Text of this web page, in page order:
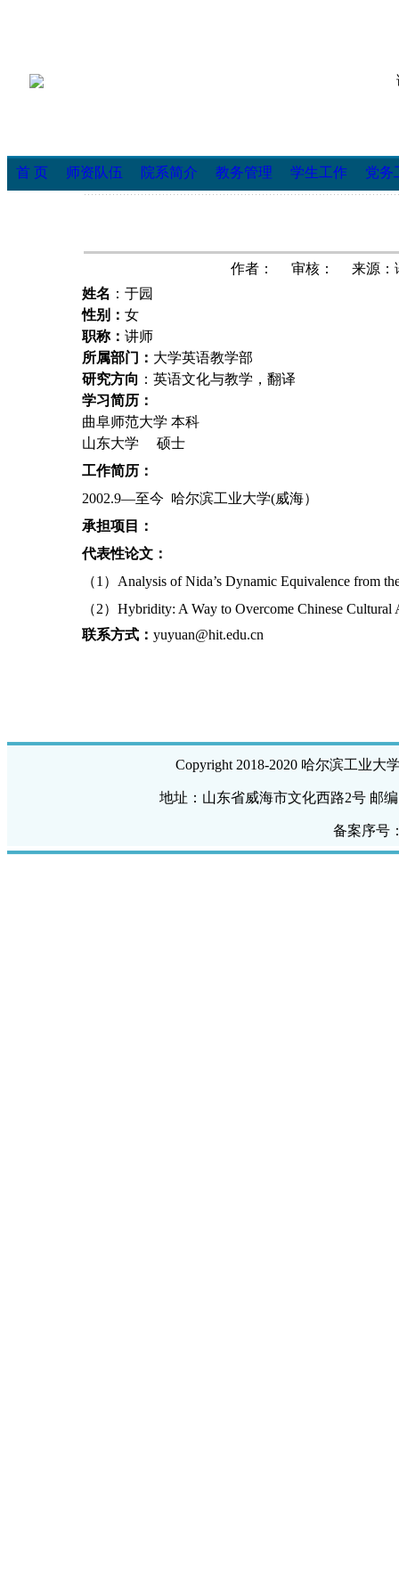
首 页 师资队伍 院系简介 教务管理 学生工作 党务
作者： 审核： 来源：
姓名 ：于园
性别： 女
职称： 讲师
所属部门： 大学英语教学部
研究方向 ：英语文化与教学，翻译
学习简历：
曲阜师范大学 本科
山东大学
硕士
工作简历：
2002.9—至今 哈尔滨工业大学(威海）
承担项目：
代表性论文：
（1） Analysis of Nida’s Dynamic Equivalence from
（2） Hybridity: A Way to Overcome Chinese Cultural
联系方式： yuyuan@hit.edu.cn
Copyright 2018-2020 哈尔滨工业大
地址：山东省威海市文化西路2号 邮编
备案序号